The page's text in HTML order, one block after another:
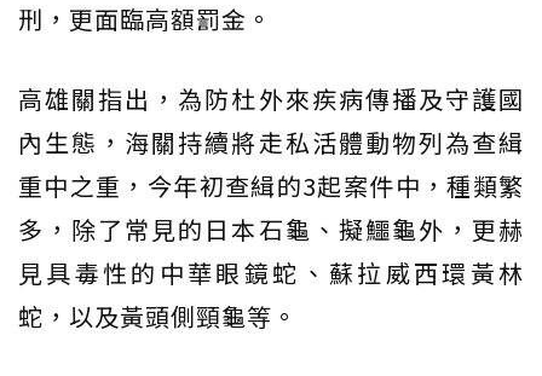
刑，更面臨高額罰金。
高雄關指出，為防杜外來疾病傳播及守護國
內生態，海關持續將走私活體動物列為查緝
重中之重，今年初查緝的3起案件中，種類繁
多，除了常見的日本石龜、擬鱷龜外，更赫
見具毒性的中華眼鏡蛇、蘇拉威西環黃林
蛇，以及黃頭側頸龜等。